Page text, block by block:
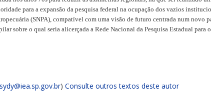
para a expansão da pesquisa federal na ocupação dos vazios
(SNPA), compatível com uma visão de futuro centrada num
sobre o qual seria alicerçada a Rede Nacional da Pesquisa Estadual para
sydy@iea.sp.gov.br) Consulte outros textos deste autor